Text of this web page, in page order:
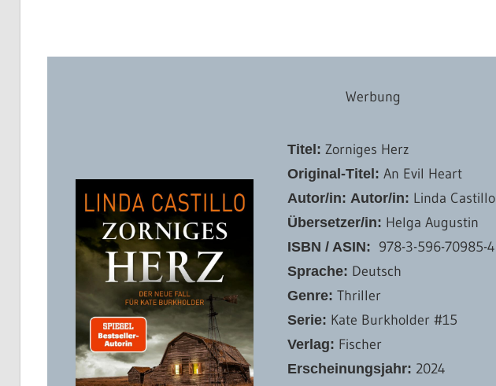
Werbung
Titel: Zorniges Herz
Original-Titel: An Evil Heart
Autor/in: Autor/in: Linda Castillo
Übersetzer/in: Helga Augustin
ISBN / ASIN: ‎ 978-3-596-70985-4
Sprache: Deutsch
Genre: Thriller
Serie: Kate Burkholder #15
Verlag: Fischer
Erscheinungsjahr: 2024